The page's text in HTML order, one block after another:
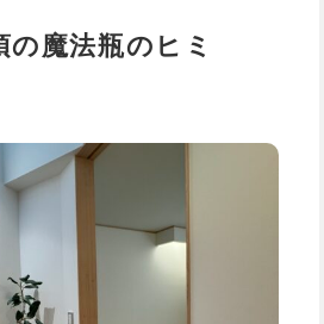
の魔法瓶のヒミ